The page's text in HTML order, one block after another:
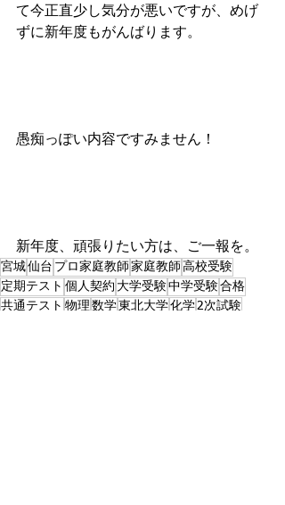
て今正直少し気分が悪いですが、めげ
ずに新年度もがんばります。
愚痴っぽい内容ですみません！
新年度、頑張りたい方は、ご一報を。
宮城仙台 プロ家庭教師 家庭教師 高校受験
定期テスト 個人契約 大学受験中学受験合格
共通テスト 物理 数学 東北大学化学2次試験